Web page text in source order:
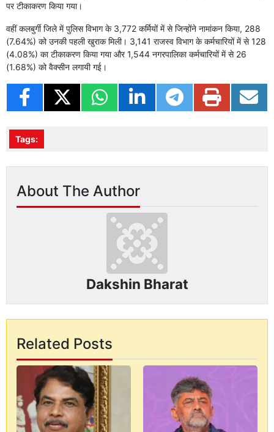
पर टीकाकरण किया गया।
वहीं कलबुर्गी जिले में पुलिस विभाग के 3,772 कर्मियों में से जिन्होंने नामांकन किया, 288
(7.64%) को उनकी पहली खुराक मिली। 3,141 राजस्व विभाग के कर्मचारियों में से 128
(4.08%) का टीकाकरण किया गया और 1,544 नगरपालिका कर्मचारियों में से 26
(1.68%) को वैक्सीन लगायी गई।
Tags:
About The Author
Dakshin Bharat
Related Posts